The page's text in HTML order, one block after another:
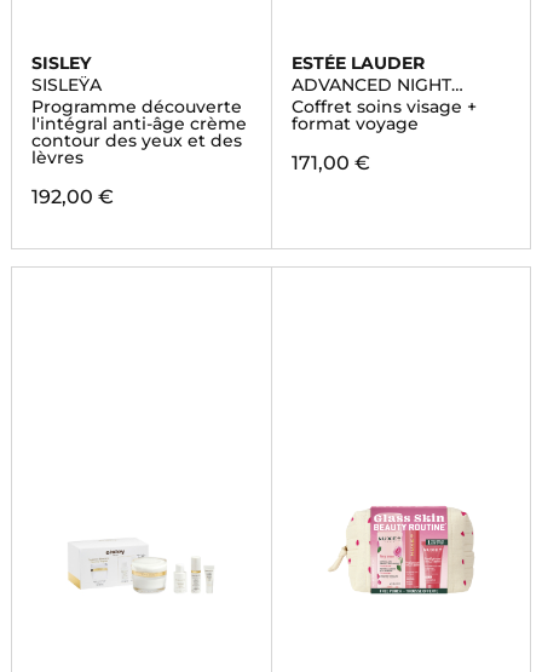
SISLEY
SISLEŸA
Programme découverte
l'intégral anti-âge crème
contour des yeux et des
lèvres
192,00 €
ESTÉE LAUDER
ADVANCED NIGHT
REPAIR
Coffret soins visage +
format voyage
171,00 €